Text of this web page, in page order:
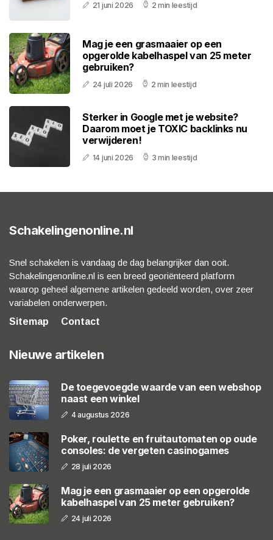
21 juni 2026 2 min leestijd
Mag je een grasmaaier op een
opgerolde kabelhaspel van 25 meter
gebruiken?
24 juli 2026 2 min leestijd
Sterker in Google met je website?
Daarom moet je TOXIC backlinks nu
verwijderen!
14 juni 2026 3 min leestijd
Schakelingenonline.nl
Snel schakelen is vandaag de dag belangrijker dan ooit.
Schakelingenonline.nl is een breed georiënteerd platform
waarop geheel algemene artikelen gedeeld worden, over zeer
variabelen onderwerpen.
Sitemap
Contact
Nieuwe artikelen
De toegevoegde waarde van een webshop
naast een winkel
4 augustus 2026
Poker, roulette en fruitautomaten op oude
consoles: de vergeten casinogames
28 juli 2026
Mag je een grasmaaier op een opgerolde
kabelhaspel van 25 meter gebruiken?
24 juli 2026